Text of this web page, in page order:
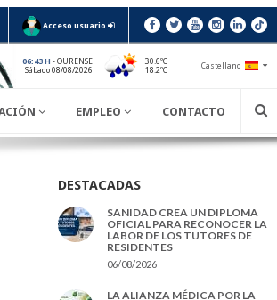
Acceso usuario
06:43 H - OURENSE
Sábado 08/08/2026
30.6ºC
18.2ºC
Castellano
EMPLEO CONTACTO
DESTACADAS
SANIDAD CREA UN DIPLOMA
OFICIAL PARA RECONOCER LA
LABOR DE LOS TUTORES DE
RESIDENTES
06/08/2026
LA ALIANZA MÉDICA POR LA